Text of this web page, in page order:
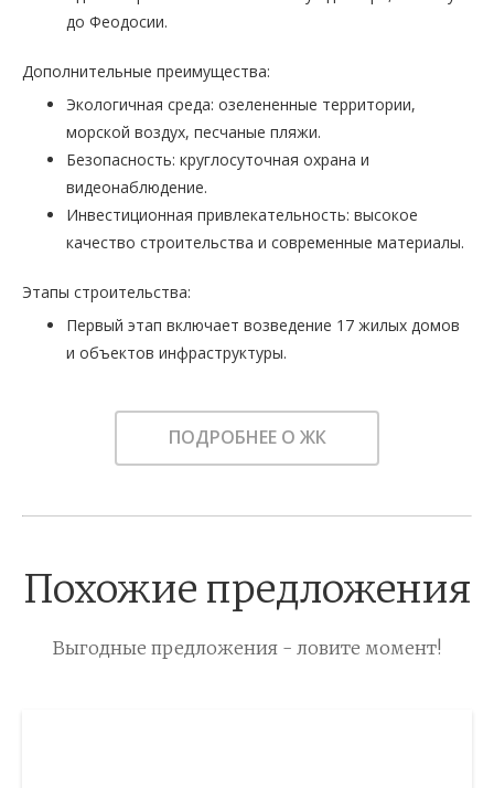
до Феодосии.
Дополнительные преимущества:
Экологичная среда: озелененные территории,
морской воздух, песчаные пляжи.
Безопасность: круглосуточная охрана и
видеонаблюдение.
Инвестиционная привлекательность: высокое
качество строительства и современные материалы.
Этапы строительства:
Первый этап включает возведение 17 жилых домов
и объектов инфраструктуры.
ПОДРОБНЕЕ О ЖК
Похожие предложения
Выгодные предложения - ловите момент!